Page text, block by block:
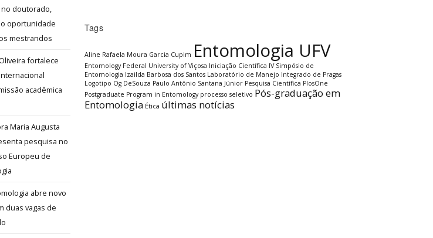
doutorado,
oportunidade
mestrandos
fortalece
acadêmica
Maria Augusta
pesquisa no
Europeu de
abre novo
duas vagas de
Tags
Aline Rafaela Moura Garcia Cupim Entomologia UFV
Entomology Federal University of Viçosa Iniciação Científica IV Simpósio de
Entomologia Izailda Barbosa dos Santos Laboratório de Manejo Integrado de Pragas
Logotipo Og DeSouza Paulo Antônio Santana Júnior Pesquisa Científica PlosOne
Postgraduate Program in Entomology processo seletivo Pós-graduação em
Entomologia Ética últimas notícias